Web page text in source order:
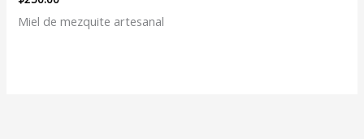
Miel de mezquite artesanal